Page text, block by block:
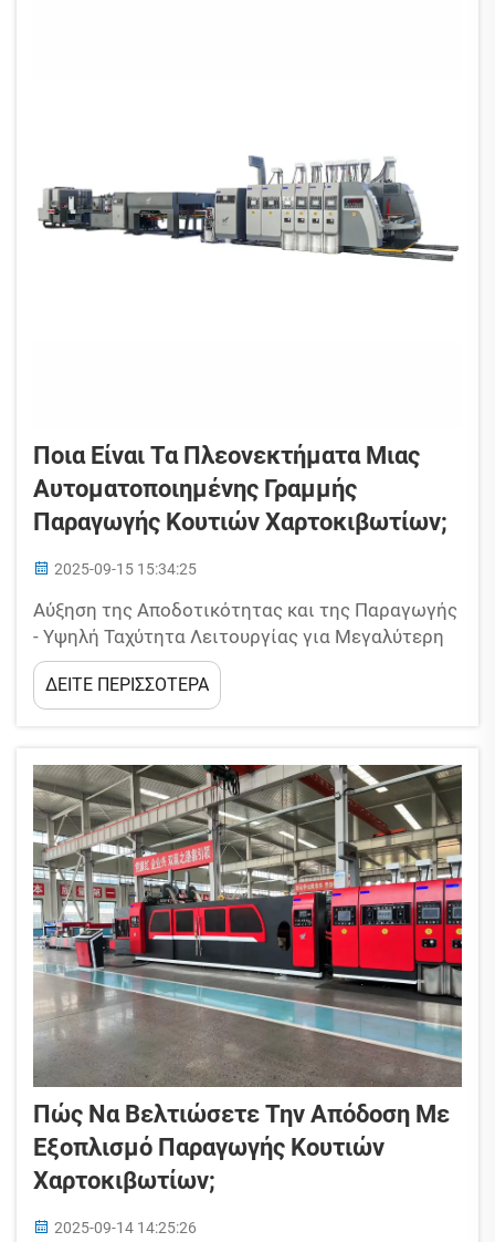
Ποια Είναι Τα Πλεονεκτήματα Μιας
Αυτοματοποιημένης Γραμμής
Παραγωγής Κουτιών Χαρτοκιβωτίων;
2025-09-15 15:34:25
Αύξηση της Αποδοτικότητας και της Παραγωγής
- Υψηλή Ταχύτητα Λειτουργίας για Μεγαλύτερη
Παραγωγικότητα. Οι αυτοματοποιημένες
γραμμές παραγωγής κουτιών χαρτοκιβωτίων
μπορούν να παράγουν πάνω από 12.000 κουτιά
γρήγορα σε σύγκριση με τη χειροκίνητη
παραγωγή...
ΔΕΙΤΕ ΠΕΡΙΣΣΟΤΕΡΑ
Πώς Να Βελτιώσετε Την Απόδοση Με
Εξοπλισμό Παραγωγής Κουτιών
Χαρτοκιβωτίων;
2025-09-14 14:25:26